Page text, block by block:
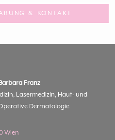
& KONTAKT
Franz
Lasermedizin, Haut- und
Dermatologie
Wien